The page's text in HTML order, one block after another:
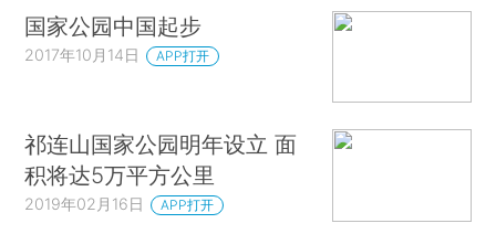
国家公园中国起步
2017年10月14日 APP打开
祁连山国家公园明年设立 面
积将达5万平方公里
2019年02月16日 APP打开